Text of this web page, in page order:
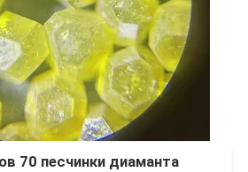
70 песчинки диаманта